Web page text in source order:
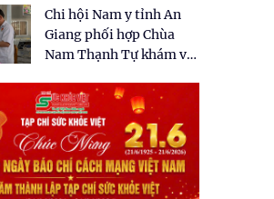
dân tại xã Tân Tập
Chi hội Nam y tỉnh An
Giang phối hợp Chùa
Nam Thạnh Tự khám và
nhân dân